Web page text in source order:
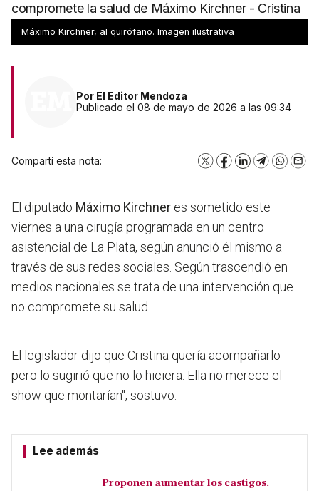
compromete la salud de Máximo Kirchner - Cristina
quería acompañarlo pero le sugirió que no lo hiciera
Máximo Kirchner, al quirófano. Imagen ilustrativa
Por El Editor Mendoza
Publicado el 08 de mayo de 2026 a las 09:34
Compartí esta nota: X Facebook
LinkedInTelegram
El diputado Máximo Kirchner es sometido este
viernes a una cirugía programada en un centro
asistencial de La Plata, según anunció él mismo a
través de sus redes sociales. Según trascendió en
medios nacionales se trata de una intervención que
no compromete su salud.
El legislador dijo que Cristina quería acompañarlo
pero lo sugirió que no lo hiciera. Ella no merece el
show que montarían", sostuvo.
Lee además
Proponen aumentar los castigos.